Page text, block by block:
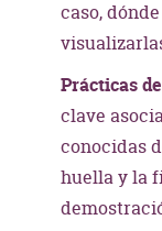
caso,
Prácticas
clave
conocidas
huella y la